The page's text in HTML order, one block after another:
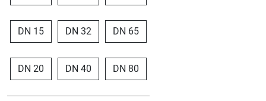
DN 15
DN 20
DN 32
DN 40
DN 65
DN 80